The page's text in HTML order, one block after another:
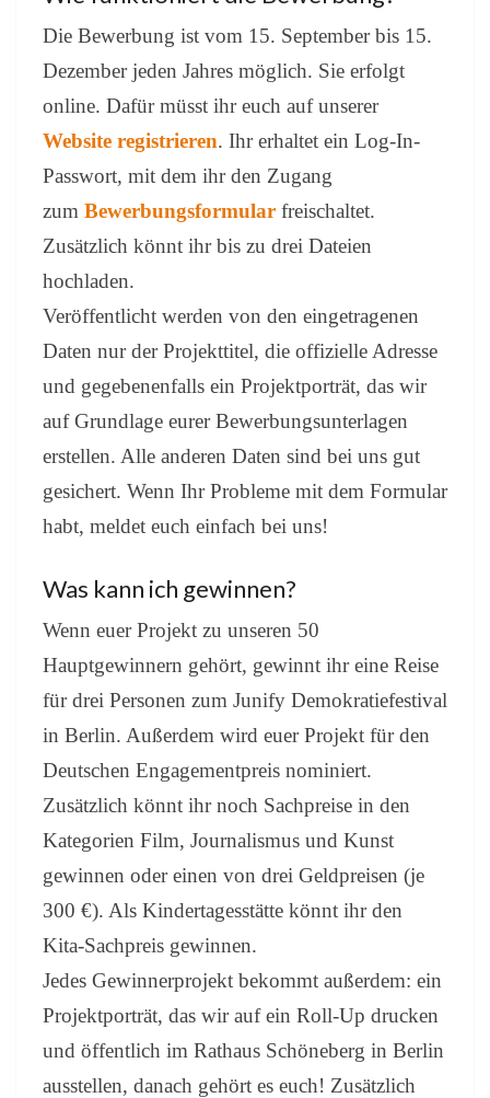
Die Bewerbung ist vom 15. September bis 15.
Dezember jeden Jahres möglich. Sie erfolgt
online. Dafür müsst ihr euch auf unserer
Website registrieren. Ihr erhaltet ein Log-In-
Passwort, mit dem ihr den Zugang
zum Bewerbungsformular freischaltet.
Zusätzlich könnt ihr bis zu drei Dateien
hochladen.
Veröffentlicht werden von den eingetragenen
Daten nur der Projekttitel, die offizielle Adresse
und gegebenenfalls ein Projektporträt, das wir
auf Grundlage eurer Bewerbungsunterlagen
erstellen. Alle anderen Daten sind bei uns gut
gesichert. Wenn Ihr Probleme mit dem Formular
habt, meldet euch einfach bei uns!
Was kann ich gewinnen?
Wenn euer Projekt zu unseren 50
Hauptgewinnern gehört, gewinnt ihr eine Reise
für drei Personen zum Junify Demokratiefestival
in Berlin. Außerdem wird euer Projekt für den
Deutschen Engagementpreis nominiert.
Zusätzlich könnt ihr noch Sachpreise in den
Kategorien Film, Journalismus und Kunst
gewinnen oder einen von drei Geldpreisen (je
300 €). Als Kindertagesstätte könnt ihr den
Kita-Sachpreis gewinnen.
Jedes Gewinnerprojekt bekommt außerdem: ein
Projektporträt, das wir auf ein Roll-Up drucken
und öffentlich im Rathaus Schöneberg in Berlin
ausstellen, danach gehört es euch! Zusätzlich